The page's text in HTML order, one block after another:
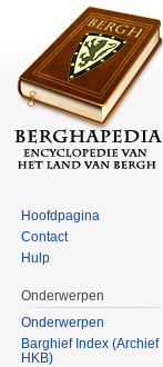
Hoofdpagina
Contact
Hulp
Onderwerpen
Onderwerpen
Barghief Index (Archief
HKB)